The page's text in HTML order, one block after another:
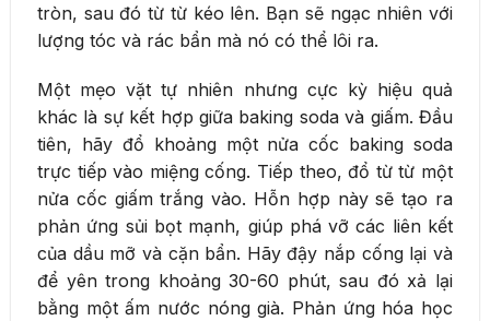
tròn, sau đó từ từ kéo lên. Bạn sẽ ngạc nhiên với
lượng tóc và rác bẩn mà nó có thể lôi ra.
Một mẹo vặt tự nhiên nhưng cực kỳ hiệu quả
khác là sự kết hợp giữa baking soda và giấm. Đầu
tiên, hãy đổ khoảng một nửa cốc baking soda
trực tiếp vào miệng cống. Tiếp theo, đổ từ từ một
nửa cốc giấm trắng vào. Hỗn hợp này sẽ tạo ra
phản ứng sủi bọt mạnh, giúp phá vỡ các liên kết
của dầu mỡ và cặn bẩn. Hãy đậy nắp cống lại và
để yên trong khoảng 30-60 phút, sau đó xả lại
bằng một ấm nước nóng già. Phản ứng hóa học